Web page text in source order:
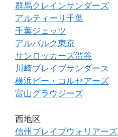
群馬クレインサンダーズ
アルティーリ千葉
千葉ジェッツ
アルバルク東京
サンロッカーズ渋谷
川崎ブレイブサンダース
横浜ビー・コルセアーズ
富山グラウジーズ
西地区
信州ブレイブウォリアーズ